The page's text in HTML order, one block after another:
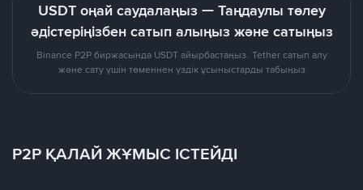
USDT оңай саудалаңыз — Таңдаулы төлеу
әдістеріңізбен сатып алыңыз және сатыңыз
Binance P2P биржасында USDT айырбастаңыз. Tether сатып алу
және сату үшін төменнен үздік ұсыныстарды табыңыз
P2P ҚАЛАЙ ЖҰМЫС ІСТЕЙДІ